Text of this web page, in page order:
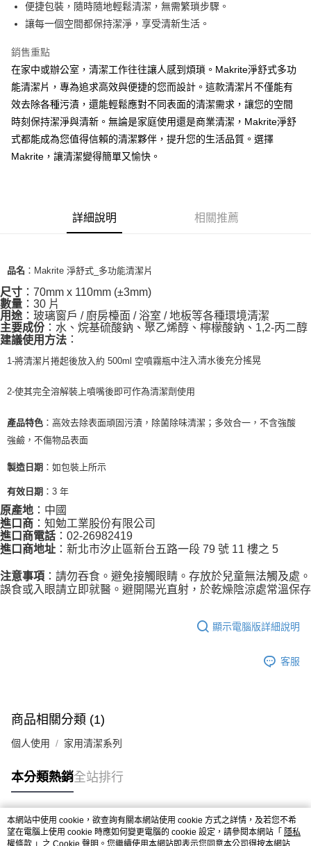
每筆NT$120，滿NT$500(含以上)免運費
便捷包裝，隨時隨地輕鬆清潔，無需繁瑣步驟。
讓每一個空間都保持潔淨，享受清新生活。
銷售重點
在家中或辦公室，清潔工作往往讓人感到煩瑣。Makrite淨舒式多功
能清潔片，專為追求高效與便捷的您而設計。這款清潔片不僅能有
效去除各種污漬，還能輕鬆應對不同表面的清潔需求，讓您的空間
時刻保持潔淨與清新。無論是家庭使用還是商業清潔，Makrite淨舒
式都能成為您值得信賴的清潔夥伴，提升您的生活品質。選擇
Makrite，讓清潔變得簡單又愉快。
詳細說明 相關推薦
品名 ：Makrite 淨舒式_多功能清潔片
尺寸 ：70mm x 110mm (±3mm)
數量 ：30 片
用途 ：玻璃窗戶 / 廚房檯面 / 浴室 / 地板等各種環境清潔
主要成份 ：水、烷基硫酸鈉、聚乙烯醇、檸檬酸鈉、1,2-丙二醇
建議使用方法 ：
1-將清潔片捲起後放入約 500ml 空噴霧瓶中注入清水後充分搖晃
2-使其完全溶解裝上噴嘴後即可作為清潔劑使用
產品特色 ：高效去除表面頑固污漬，除菌除味清潔；多效合一，不含強酸
強鹼，不傷物品表面
製造日期 ：如包裝上所示
有效日期 ：3 年
原產地 ：中國
進口商 ：知勉工業股份有限公司
進口商電話 ：02-26982419
進口商地址 ：新北市汐止區新台五路一段 79 號 11 樓之 5
注意事項 ：請勿吞食。避免接觸眼睛。存放於兒童無法觸及處。
誤食或入眼請立即就醫。避開陽光直射，於乾燥陰涼處常溫保存
顯示電腦版詳細說明
客服
商品相關分類 (1)
個人使用 家用清潔系列
本分類熱銷全站排行
熱門標籤
本網站中使用 cookie，欲查詢有關本網站使用 cookie 方式之詳情，及若您不希
望在電腦上使用 cookie 時應如何變更電腦的 cookie 設定，請參閱本網站「 隱私
權條款 」之 Cookie 聲明。您繼續使用本網站即表示您同意本公司得按本網站使